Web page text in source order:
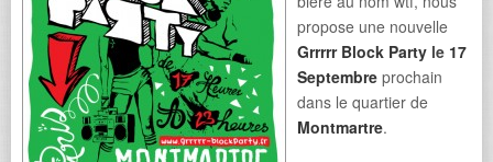
propose une nouvelle
Grrrrr Block Party le 17
Septembre prochain
dans le quartier de
Montmartre.